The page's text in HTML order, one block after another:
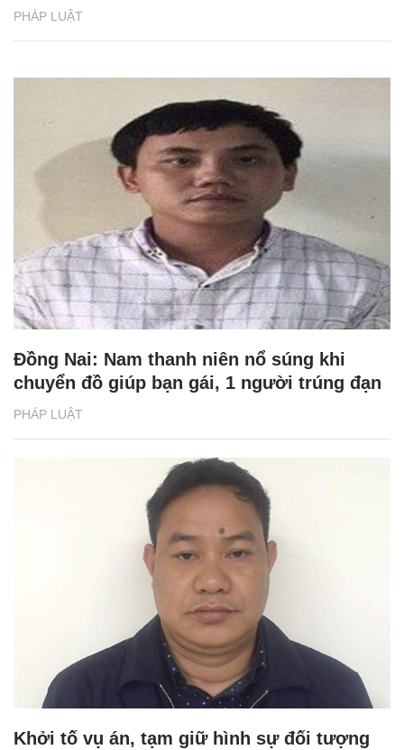
PHÁP LUẬT
PHÁP LUẬT
Đồng Nai: Nam thanh niên nổ súng khi
chuyển đồ giúp bạn gái, 1 người trúng đạn
Khởi tố vụ án, tạm giữ hình sự đối tượng